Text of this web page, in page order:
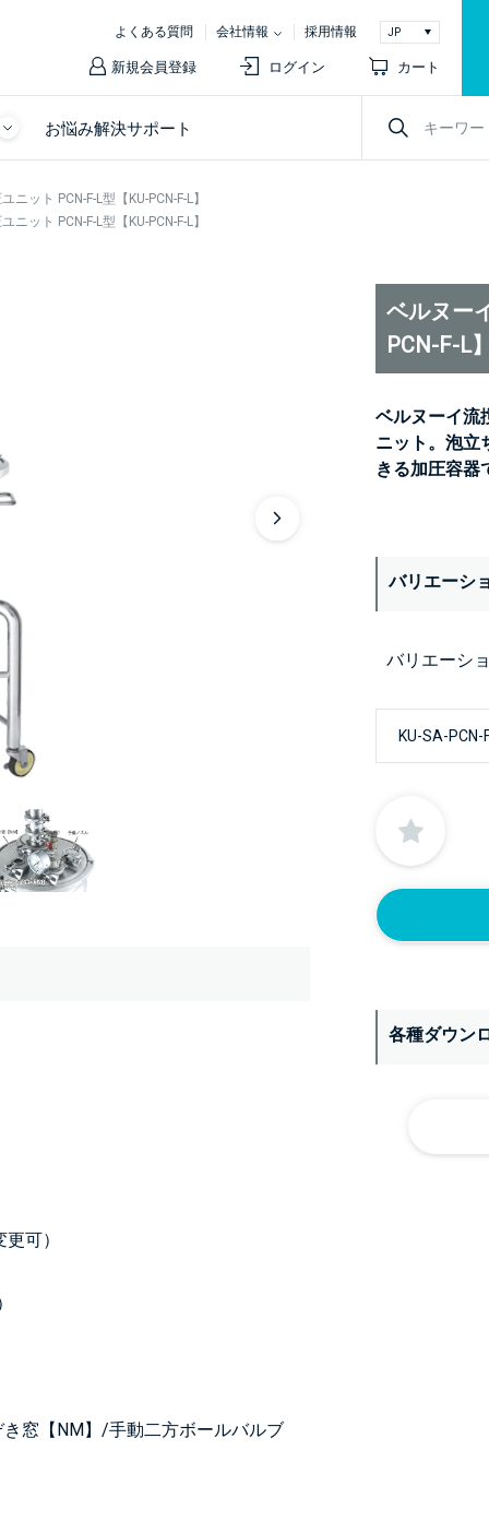
よくある質問 会社情報 採用情報
新規会員登録 ログイン カート
お悩み解決サポート
ット PCN-F-L型【KU-PCN-F-L】
ット PCN-F-L型【KU-PCN-F-L】
可）
窓【NM】/手動二方ボールバルブ
ベルヌー
PCN-F-L
ベルヌーイ流
ニット。泡立
きる加圧容器
バリエーシ
バリエーシ
各種ダウン